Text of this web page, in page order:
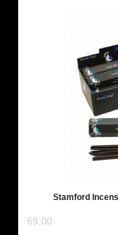
Stamford
69,00